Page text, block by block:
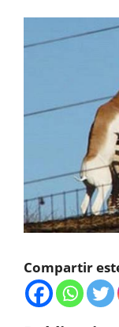
Compartir